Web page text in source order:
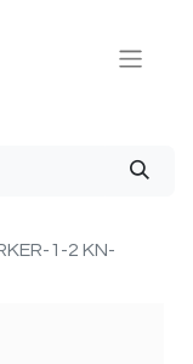
1-2 KN-